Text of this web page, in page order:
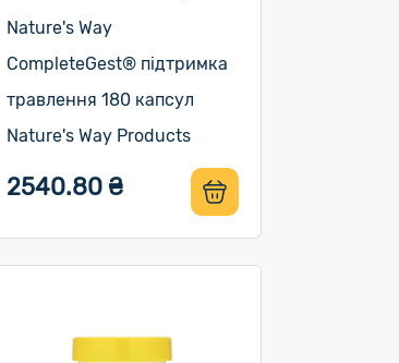
Nature's Way
CompleteGest® підтримка
травлення 180 капсул
Nature's Way Products
2540.80 ₴